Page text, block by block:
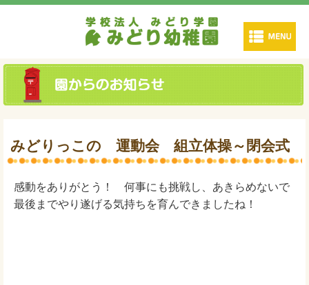
みどりっこの 運動会 組立体操～閉会式
感動をありがとう！ 何事にも挑戦し、あきらめないで
最後までやり遂げる気持ちを育んできましたね！